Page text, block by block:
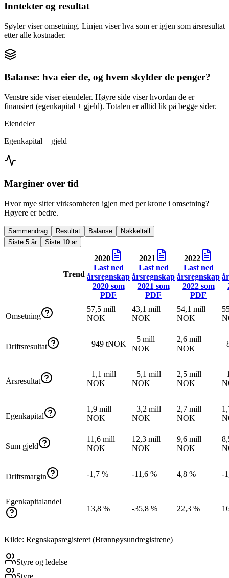
Inntekter og resultat
Søyler viser omsetning. Linjen viser hva som er igjen som årsresultat
etter alle kostnader.
Balanse: hva eier de, og hvem skylder de penger?
Venstre side viser eiendeler. Høyre side viser hvordan de er
finansiert (egenkapital + gjeld). Totalen er alltid lik på begge sider.
Eiendeler
Egenkapital + gjeld
Marginer over tid
Hvor mye sitter virksomheten igjen med per krone i omsetning?
Høyere er bedre.
Sammendrag Resultat Balanse
Nøkkeltall
Siste 5 år
Siste 10 år
Trend
2020
Last ned
årsregnskap
2020som
PDF
2021
Last ned
årsregnskap
2021 som
PDF
2022
Last ned
årsregnskap
2022som
PDF
Omsetning
57,5 mill
NOK
43,1 mill
NOK
54,1 mill
NOK
Driftsresultat −949 tNOK
−5 mill
NOK
2,6 mill
NOK
Årsresultat
−1,1 mill
NOK
−5,1 mill
NOK
2,5 mill
NOK
Egenkapital
1,9 mill
NOK
−3,2 mill
NOK
2,7 mill
NOK
Sum gjeld
11,6 mill
NOK
12,3 mill
NOK
9,6 mill
NOK
Driftsmargin -1,7 % -11,6 % 4,8 % -
Egenkapitalandel
13,8 %
-35,8 % 22,3 %
Kilde: Regnskapsregisteret (Brønnøysundregistrene)
Styre og ledelse
Styre